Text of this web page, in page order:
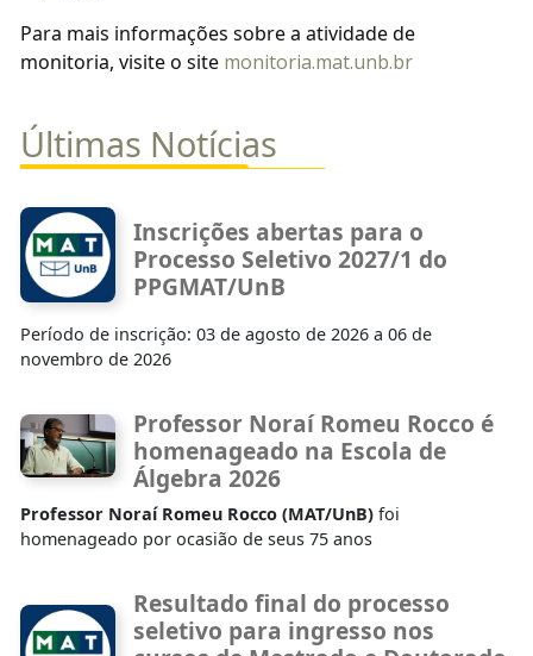
Para mais informações sobre a atividade de
monitoria, visite o site monitoria.mat.unb.br
Últimas Notícias
Inscrições abertas para o
Processo Seletivo 2027/1 do
PPGMAT/UnB
Período de inscrição: 03 de agosto de 2026 a 06 de
novembro de 2026
Professor Noraí Romeu Rocco é
homenageado na Escola de
Álgebra 2026
Professor Noraí Romeu Rocco (MAT/UnB) foi
homenageado por ocasião de seus 75 anos
Resultado final do processo
seletivo para ingresso nos